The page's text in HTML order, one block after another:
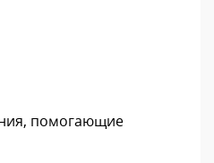
помогающие